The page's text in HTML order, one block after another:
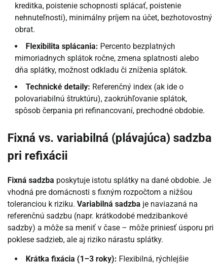
kreditka, poistenie schopnosti splácať, poistenie
nehnuteľnosti), minimálny príjem na účet, bezhotovostný
obrat.
Flexibilita splácania: Percento bezplatných
mimoriadnych splátok ročne, zmena splatnosti alebo
dňa splátky, možnost odkladu či zníženia splátok.
Technické detaily: Referenčný index (ak ide o
polovariabilnú štruktúru), zaokrúhľovanie splátok,
spôsob čerpania pri refinancovaní, prechodné obdobie.
Fixná vs. variabilná (plávajúca) sadzba
pri refixácii
Fixná sadzba poskytuje istotu splátky na dané obdobie. Je
vhodná pre domácnosti s fixným rozpočtom a nižšou
toleranciou k riziku. Variabilná sadzba je naviazaná na
referenčnú sadzbu (napr. krátkodobé medzibankové
sadzby) a môže sa meniť v čase – môže priniesť úsporu pri
poklese sadzieb, ale aj riziko nárastu splátky.
Krátka fixácia (1–3 roky): Flexibilná, rýchlejšie